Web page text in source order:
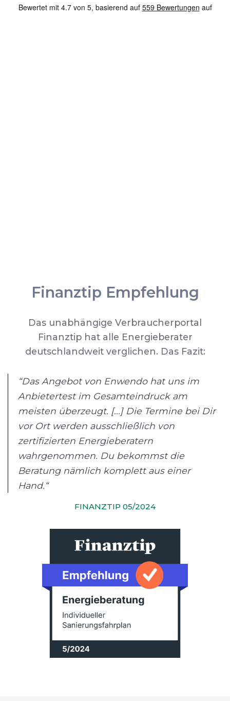
Finanztip Empfehlung
Das unabhängige Verbraucherportal
Finanztip hat alle Energieberater
deutschlandweit verglichen. Das Fazit:
“Das Angebot von Enwendo hat uns im
Anbietertest im Gesamteindruck am
meisten überzeugt. [...] Die Termine bei Dir
vor Ort werden ausschließlich von
zertifizierten Energieberatern
wahrgenommen. Du bekommst die
Beratung nämlich komplett aus einer
Hand.“
FINANZTIP 05/2024